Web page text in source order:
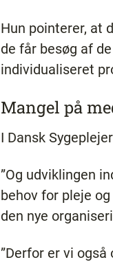
Hun pointerer, at
de får besøg af
individualiseret
Mangel på
I Dansk
”Og udviklingen
behov for pleje
den nye
”Derfor er vi